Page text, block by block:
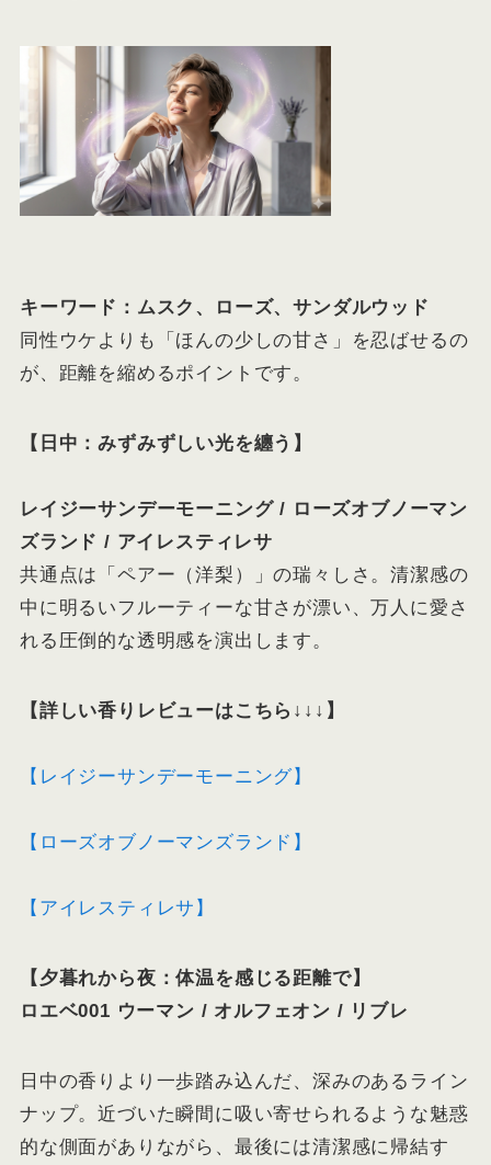
キーワード：ムスク、ローズ、サンダルウッド
同性ウケよりも「ほんの少しの甘さ」を忍ばせるの
が、距離を縮めるポイントです。
【日中：みずみずしい光を纏う】
レイジーサンデーモーニング / ローズオブノーマン
ズランド / アイレスティレサ
共通点は「ペアー（洋梨）」の瑞々しさ。清潔感の
中に明るいフルーティーな甘さが漂い、万人に愛さ
れる圧倒的な透明感を演出します。
【詳しい香りレビューはこちら↓↓↓】
【レイジーサンデーモーニング】
【ローズオブノーマンズランド】
【アイレスティレサ】
【夕暮れから夜：体温を感じる距離で】
ロエベ001 ウーマン / オルフェオン / リブレ
日中の香りより一歩踏み込んだ、深みのあるライン
ナップ。近づいた瞬間に吸い寄せられるような魅惑
的な側面がありながら、最後には清潔感に帰結す